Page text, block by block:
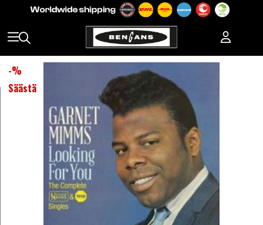
-%
Säästä